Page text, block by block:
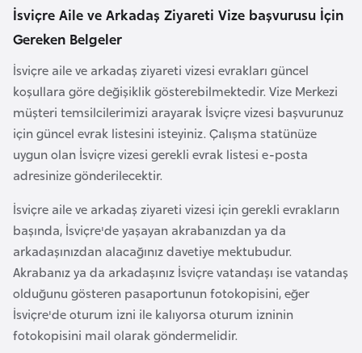
İsviçre Aile ve Arkadaş Ziyareti Vize başvurusu İçin
Gereken Belgeler
İsviçre aile ve arkadaş ziyareti vizesi evrakları güncel
koşullara göre değişiklik gösterebilmektedir. Vize Merkezi
müşteri temsilcilerimizi arayarak İsviçre vizesi başvurunuz
için güncel evrak listesini isteyiniz. Çalışma statünüze
uygun olan İsviçre vizesi gerekli evrak listesi e-posta
adresinize gönderilecektir.
İsviçre aile ve arkadaş ziyareti vizesi için gerekli evrakların
başında, İsviçre'de yaşayan akrabanızdan ya da
arkadaşınızdan alacağınız davetiye mektubudur.
Akrabanız ya da arkadaşınız İsviçre vatandaşı ise vatandaş
olduğunu gösteren pasaportunun fotokopisini, eğer
İsviçre'de oturum izni ile kalıyorsa oturum izninin
fotokopisini mail olarak göndermelidir.
B
o
s
n
a
H
e
s
e
k
B
u
l